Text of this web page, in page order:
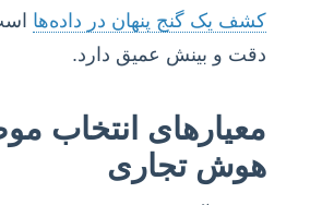
کشف یک گنج پنهان در داده‌ها
دقت و بینش عمیق دارد.
معیارهای انتخاب
هوش تجاری